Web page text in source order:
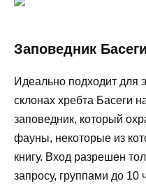
Заповедник Басеги
Идеально подходит для
склонах хребта Басеги
заповедник, который
фауны, некоторые из
книгу. Вход разрешен
запросу, группами до 10